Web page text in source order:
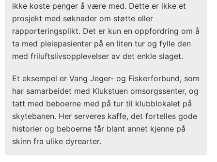
ikke koste penger å være med. Dette er ikke et
prosjekt med søknader om støtte eller
rapporteringsplikt. Det er kun en oppfordring om å
ta med pleiepasienter på en liten tur og fylle den
med friluftslivsopplevelser av det enkle slaget.
Et eksempel er Vang Jeger- og Fiskerforbund, som
har samarbeidet med Klukstuen omsorgssenter, og
tatt med beboerne med på tur til klubblokalet på
skytebanen. Her serveres kaffe, det fortelles gode
historier og beboerne får blant annet kjenne på
skinn fra ulike dyrearter.